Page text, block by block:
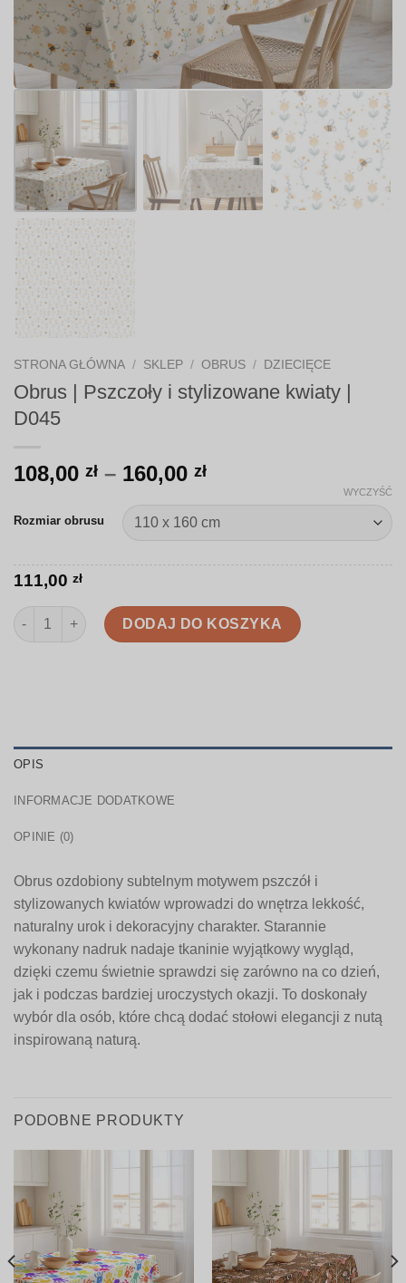
STRONA GŁÓWNA / SKLEP / OBRUS / DZIECIĘCE
Obrus | Pszczoły i stylizowane kwiaty |
D045
108,00 zł – 160,00 złZakres
od
108,00 zł
do
Rozmiar obrusu
WYCZYŚĆ
111,00 zł
ilość Obrus | Pszczoły i stylizowane kwiaty | D045
DODAJ DO KOSZYKA
OPIS
INFORMACJE DODATKOWE
OPINIE (0)
Obrus ozdobiony subtelnym motywem pszczół i
stylizowanych kwiatów wprowadzi do wnętrza lekkość,
naturalny urok i dekoracyjny charakter. Starannie
wykonany nadruk nadaje tkaninie wyjątkowy wygląd,
dzięki czemu świetnie sprawdzi się zarówno na co dzień,
jak i podczas bardziej uroczystych okazji. To doskonały
wybór dla osób, które chcą dodać stołowi elegancji z nutą
inspirowaną naturą.
PODOBNE PRODUKTY